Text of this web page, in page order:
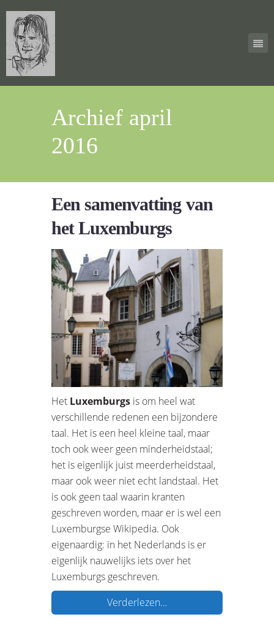
Archief april
2016
Een samenvatting van
het Luxemburgs
Het Luxemburgs is om heel wat
verschillende redenen een bijzondere
taal. Het is een heel kleine taal, maar
toch ook weer geen minderheidstaal;
het is eigenlijk juist meerderheidstaal,
maar ook weer niet echt landstaal. Het
is ook geen taal waarin kranten
geschreven worden, maar er is wel een
Luxemburgse Wikipedia. Ook
eigenaardig: in het Nederlands is er
eigenlijk nauwelijks iets over het
Luxemburgs geschreven.
Verderlezen…